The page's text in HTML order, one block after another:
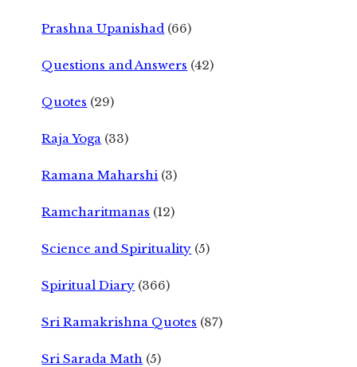
Prashna Upanishad (66)
Questions and Answers (42)
Quotes (29)
Raja Yoga (33)
Ramana Maharshi (3)
Ramcharitmanas (12)
Science and Spirituality (5)
Spiritual Diary (366)
Sri Ramakrishna Quotes (87)
Sri Sarada Math (5)